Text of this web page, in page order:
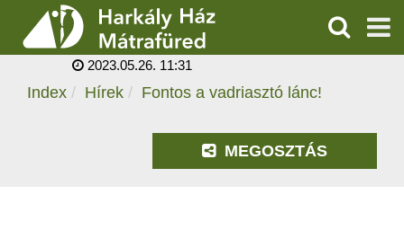
KERESÉS
FONTOS A
VADRIASZTÓ LÁNC!
2023.05.26. 11:31
Index Hírek Fontos a vadriasztó lánc!
MEGOSZTÁS